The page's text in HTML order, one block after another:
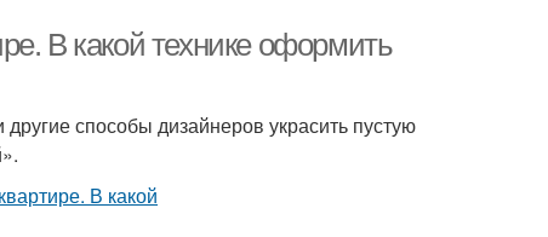
В какой технике оформить
способы дизайнеров украсить пустую